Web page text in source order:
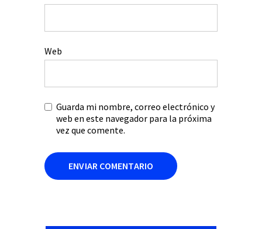
Web
Guarda mi nombre, correo electrónico y
web en este navegador para la próxima
vez que comente.